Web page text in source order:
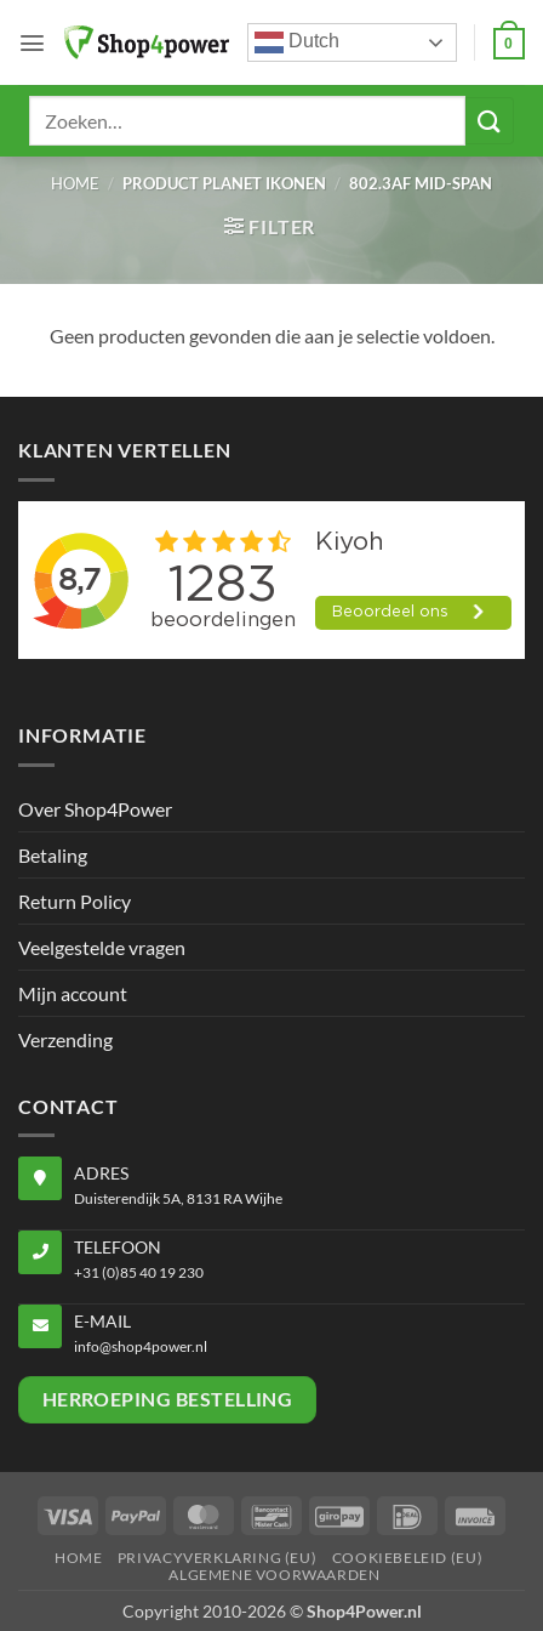
naar
Dutch 0
HOME / PRODUCT PLANET IKONEN / 802.3AF MID-SPAN
FILTER
Geen producten gevonden die aan je selectie voldoen.
KLANTEN VERTELLEN
INFORMATIE
Over Shop4Power
Betaling
Return Policy
Veelgestelde vragen
Mijn account
Verzending
CONTACT
ADRES
Duisterendijk 5A, 8131 RA Wijhe
TELEFOON
+31 (0)85 40 19 230
E-MAIL
info@shop4power.nl
HERROEPING BESTELLING
Visa PayPal MasterCardBancontactGiroPay IDeal
HOME PRIVACYVERKLARING (EU)
COOKIEBELEID (EU)
ALGEMENE VOORWAARDEN
Copyright 2010-2026 ©Shop4Power.nl